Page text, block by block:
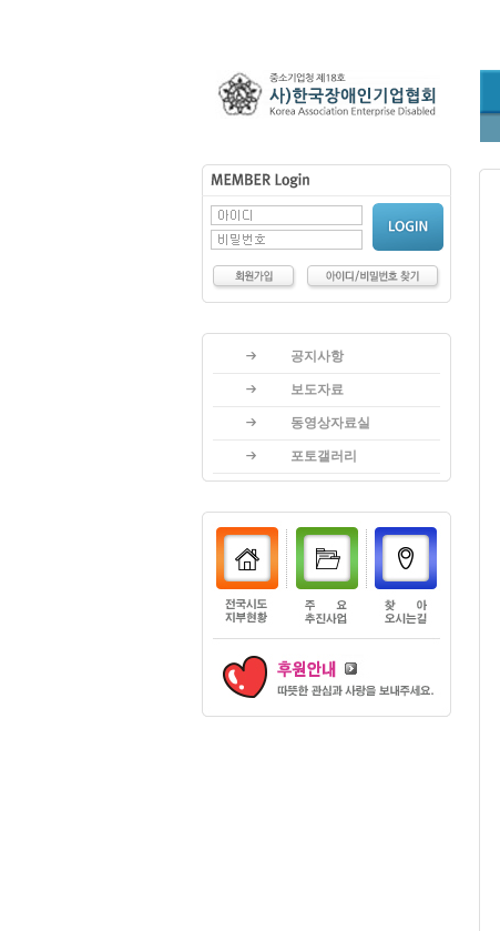
공지사항
보도자료
동영상자료실
포토갤러리